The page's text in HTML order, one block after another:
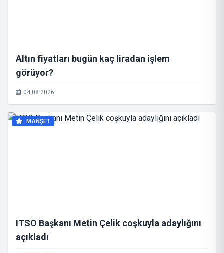
Altın fiyatları bugün kaç liradan işlem
görüyor?
04.08.2026
MANŞET
ITSO Başkanı Metin Çelik coşkuyla adaylığını
açıkladı